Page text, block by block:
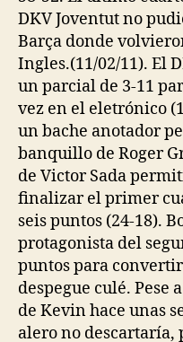
DKV Joventut no
Barça donde
Ingles.(11/02/11). El
un parcial de 3-11
vez en el eletrónico
un bache anotador
banquillo de Roger
de Victor Sada
finalizar el primer
seis puntos (24-18).
protagonista del
puntos para
despegue culé. Pese
de Kevin hace unas
alero no